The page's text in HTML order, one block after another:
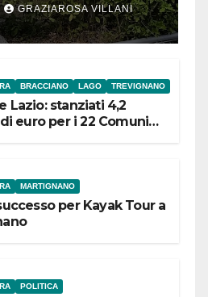
GRAZIAROSA VILLANI
BRACCIANO LAGO TREVIGNANO
Lazio: stanziati 4,2
euro per i 22 Comuni
MARTIGNANO
per Kayak Tour a
POLITICA